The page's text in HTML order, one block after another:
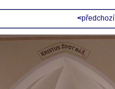
<předchozí